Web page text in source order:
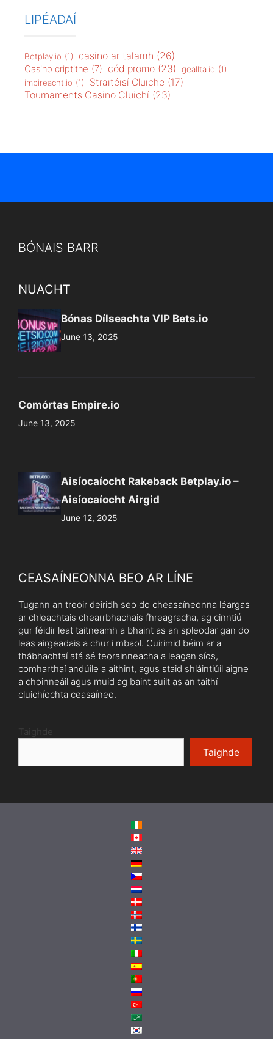
LIPÉADAÍ
Betplay.io (1) casino ar talamh (26)
Casino criptithe (7) cód promo (23) geallta.io (1)
impireacht.io (1) Straitéisí Cluiche (17)
Tournaments Casino Cluichí (23)
BÓNAIS BARR
NUACHT
Bónas Dílseachta VIP Bets.io
June 13, 2025
Comórtas Empire.io
June 13, 2025
Aisíocaíocht Rakeback Betplay.io –
Aisíocaíocht Airgid
June 12, 2025
CEASAÍNEONNA BEO AR LÍNE
Tugann an treoir deiridh seo do cheasaíneonna léargas
ar chleachtais chearrbhachais fhreagracha, ag cinntiú
gur féidir leat taitneamh a bhaint as an spleodar gan do
leas airgeadais a chur i mbaol. Cuirimid béim ar a
thábhachtaí atá sé teorainneacha a leagan síos,
comharthaí andúile a aithint, agus staid shláintiúil aigne
a choinneáil agus muid ag baint suilt as an taithí
cluichíochta ceasaíneo.
Taighde
Taighde